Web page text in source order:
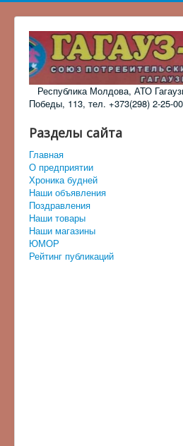
Республика Молдова, АТО
Победы, 113, тел. +373(298) 2-25-
Разделы сайта
Главная
О предприятии
Хроника будней
Наши объявления
Поздравления
Наши товары
Наши магазины
ЮМОР
Рейтинг публикаций